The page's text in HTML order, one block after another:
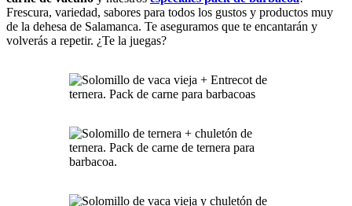
Frescura, variedad, sabores para todos los gustos y productos muy
de la dehesa de Salamanca. Te aseguramos que te encantarán y
volverás a repetir. ¿Te la juegas?